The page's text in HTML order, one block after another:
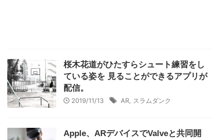
桜木花道がひたすらシュート練習をし
ている姿を 見ることができるアプリが
配信。
2019/11/13 AR スラムダンク
Apple、ARデバイスでValveと共同開